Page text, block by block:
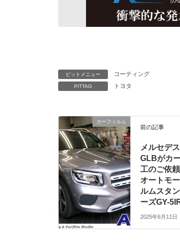
ピットメニュー コーティング
PITTAG トヨタ
カーフィルム
前の記事
メルセデ
GLBがカ
工のご依
オートモ
ルムスタ
ーズGY-
2025年6月11日